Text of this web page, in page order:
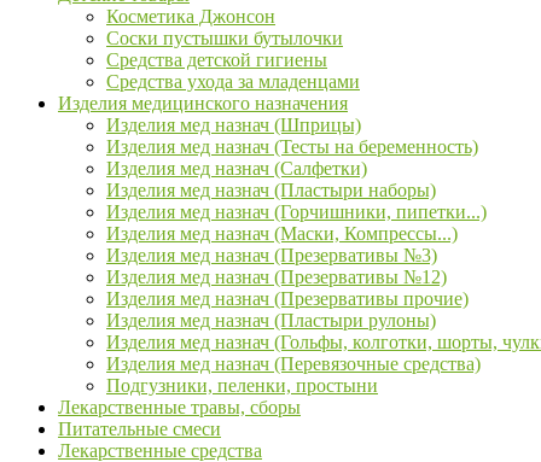
Косметика Джонсон
Соски пустышки бутылочки
Средства детской гигиены
Средства ухода за младенцами
Изделия медицинского назначения
Изделия мед назнач (Шприцы)
Изделия мед назнач (Тесты на беременность)
Изделия мед назнач (Салфетки)
Изделия мед назнач (Пластыри наборы)
Изделия мед назнач (Горчишники, пипетки...)
Изделия мед назнач (Маски, Компрессы...)
Изделия мед назнач (Презервативы №3)
Изделия мед назнач (Презервативы №12)
Изделия мед назнач (Презервативы прочие)
Изделия мед назнач (Пластыри рулоны)
Изделия мед назнач (Гольфы, колготки, шорты,
Изделия мед назнач (Перевязочные средства)
Подгузники, пеленки, простыни
Лекарственные травы, сборы
Питательные смеси
Лекарственные средства